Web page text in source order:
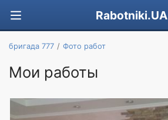
Rabotniki.UA
бригада 777 Фото работ
Мои работы